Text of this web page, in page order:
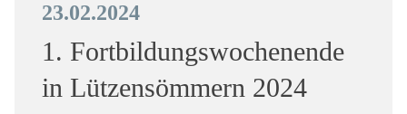
23.02.2024
1. Fortbildungswochenende
in Lützensömmern 2024